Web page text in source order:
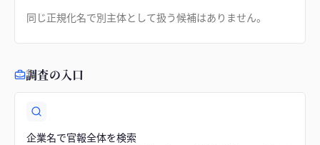
同じ正規化名で別主体として扱う候補はありません。
調査の入口
企業名で官報全体を検索